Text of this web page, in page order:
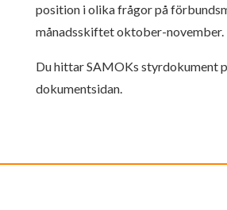
position i olika frågor på
månadsskiftet oktober-november.
Du hittar SAMOKs styrdokument
dokumentsidan.